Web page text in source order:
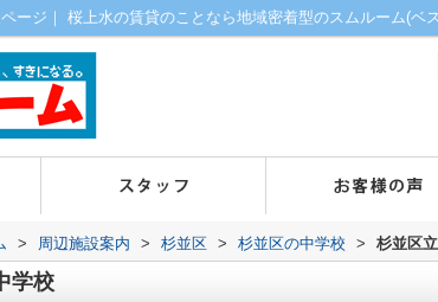
ージ｜ 桜上水の賃貸のことなら地域密着型のスムルーム(ベ
> 周辺施設案内 > 杉並区 > 杉並区の中学校 > 杉並区
学校